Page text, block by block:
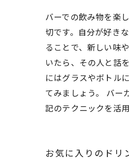
バーでの飲み物を楽
切です。自分が好き
ることで、新しい味
いたら、その人と話
にはグラスやボトル
てみましょう。 バー
記のテクニックを活
お気に入りのドリ